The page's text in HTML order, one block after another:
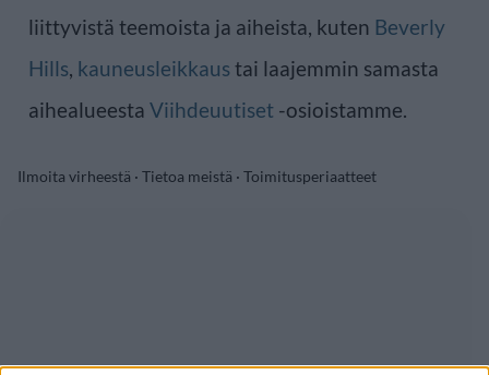
liittyvistä teemoista ja aiheista, kuten Beverly
Hills, kauneusleikkaus tai laajemmin samasta
aihealueesta Viihdeuutiset -osioistamme.
Ilmoita virheestä · Tietoa meistä · Toimitusperiaatteet